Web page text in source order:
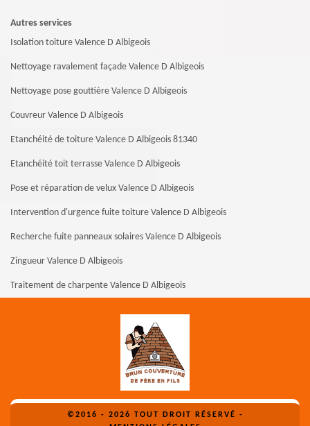
Autres services
Isolation toiture Valence D Albigeois
Nettoyage ravalement façade Valence D Albigeois
Nettoyage pose gouttière Valence D Albigeois
Couvreur Valence D Albigeois
Etanchéité de toiture Valence D Albigeois 81340
Etanchéité toit terrasse Valence D Albigeois
Pose et réparation de velux Valence D Albigeois
Intervention d'urgence fuite toiture Valence D Albigeois
Recherche fuite panneaux solaires Valence D Albigeois
Zingueur Valence D Albigeois
Traitement de charpente Valence D Albigeois
©2016 - 2026 TOUT DROIT RÉSERVÉ -